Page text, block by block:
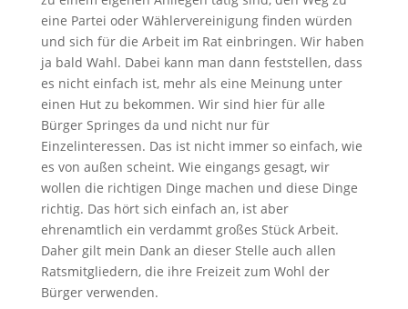
eine Partei oder Wählervereinigung finden würden
und sich für die Arbeit im Rat einbringen. Wir haben
ja bald Wahl. Dabei kann man dann feststellen, dass
es nicht einfach ist, mehr als eine Meinung unter
einen Hut zu bekommen. Wir sind hier für alle
Bürger Springes da und nicht nur für
Einzelinteressen. Das ist nicht immer so einfach, wie
es von außen scheint. Wie eingangs gesagt, wir
wollen die richtigen Dinge machen und diese Dinge
richtig. Das hört sich einfach an, ist aber
ehrenamtlich ein verdammt großes Stück Arbeit.
Daher gilt mein Dank an dieser Stelle auch allen
Ratsmitgliedern, die ihre Freizeit zum Wohl der
Bürger verwenden.